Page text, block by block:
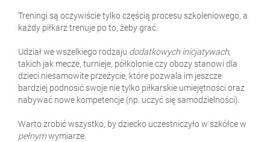
Treningi są oczywiście tylko częścią procesu szkoleniowego, a
każdy piłkarz trenuje po to, żeby grać.
Udział we wszelkiego rodzaju dodatkowych inicjatywach,
takich jak mecze, turnieje, półkolonie czy obozy stanowi dla
dzieci niesamowite przeżycie, które pozwala im jeszcze
bardziej podnosić swoje nie tylko piłkarskie umiejętności oraz
nabywać nowe kompetencje (np. uczyć się samodzielności).
Warto zrobić wszystko, by dziecko uczestniczyło w szkółce w
pełnymwymiarze.